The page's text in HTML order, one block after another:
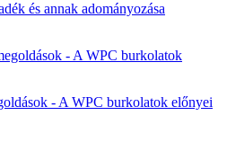
és annak adományozása
- A WPC burkolatok előnyei